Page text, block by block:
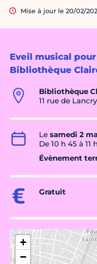
Eveil musical
Bibliothèque
Bibliothèque
11 rue de
Le samedi 2
De 10 h 45 à 11
Évènement
Gratuit
+
−
Mise à jour le 20/02/